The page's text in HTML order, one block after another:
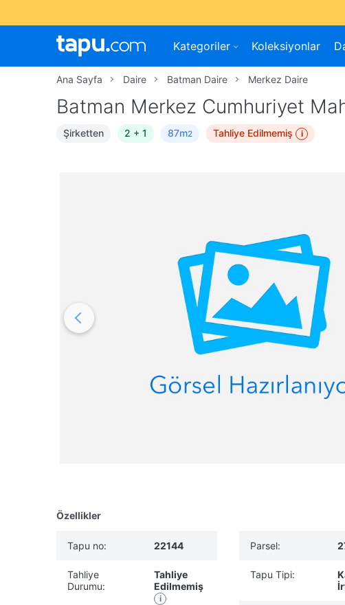
Kategoriler Koleksiyonlar
Ana Sayfa Daire Batman Daire Merkez Daire
Batman Merkez Cumhuriyet
Şirketten 2 + 1 87m2 Tahliye Edilmemiş i
Özellikler
Tapu no: 22144
Tahliye
Durumu:
Tahliye
Edilmemiş
i
Parsel:
Tapu Tipi: